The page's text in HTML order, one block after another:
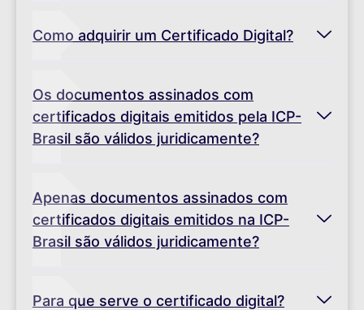
Como adquirir um Certificado Digital?
Os documentos assinados com
certificados digitais emitidos pela ICP-
Brasil são válidos juridicamente?
Apenas documentos assinados com
certificados digitais emitidos na ICP-
Brasil são válidos juridicamente?
Para que serve o certificado digital?